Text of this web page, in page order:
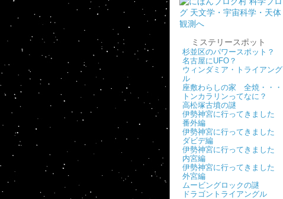
ミステリースポット
杉並区のパワースポット？
名古屋にUFO？
ウィンダミア・トライアング
ル
座敷わらしの家 全焼・・・
トンカラリンってなに？
高松塚古墳の謎
伊勢神宮に行ってきました
番外編
伊勢神宮に行ってきました
ダビデ編
伊勢神宮に行ってきました
内宮編
伊勢神宮に行ってきました
外宮編
ムービングロックの謎
ドラゴントライアングル